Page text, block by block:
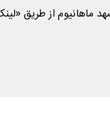
ماهانیوم از طریق